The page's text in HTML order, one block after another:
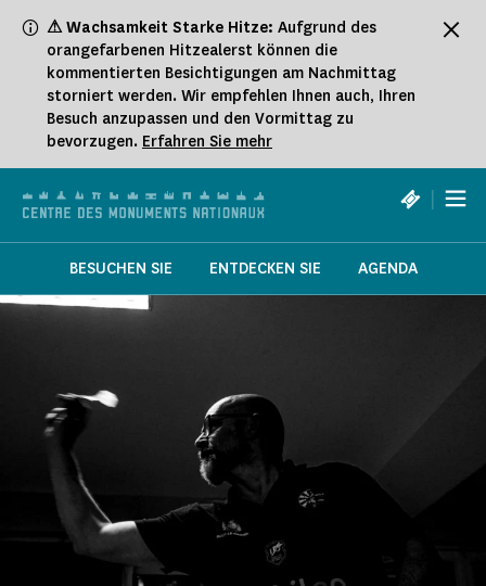
⚠ Wachsamkeit Starke Hitze: Aufgrund des
orangefarbenen Hitzealerst können die
kommentierten Besichtigungen am Nachmittag
storniert werden. Wir empfehlen Ihnen auch, Ihren
Besuch anzupassen und den Vormittag zu
bevorzugen. Erfahren Sie mehr
|
BESUCHEN SIE ENTDECKEN SIE AGENDA